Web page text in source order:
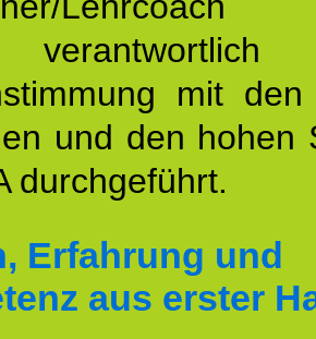
mit den
und den hohen
durchgeführt.
Erfahrung und
aus erster